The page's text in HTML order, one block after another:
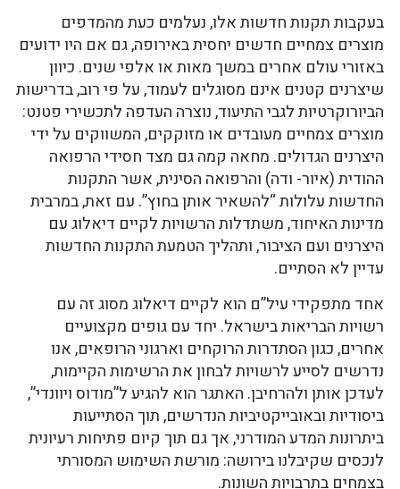
בעקבות תקנות חדשות אלו, נעלמים כעת מהמדפים
מוצרים צמחיים חדשים יחסית באירופה, גם אם היו ידועים
באזורי עולם אחרים במשך מאות או אלפי שנים. כיוון
שיצרנים קטנים אינם מסוגלים לעמוד, על פי רוב, בדרישות
הביורוקרטיות לגבי התיעוד, נוצרה העדפה לתכשירי פטנט:
מוצרים צמחיים מעובדים או מזוקקים, המשווקים על ידי
היצרנים הגדולים. מחאה קמה גם מצד חסידי הרפואה
ההודית (איור- ודה) והרפואה הסינית, אשר התקנות
החדשות עלולות “להשאיר אותן בחוץ”. עם זאת, במרבית
מדינות האיחוד, משתדלות הרשויות לקיים דיאלוג עם
היצרנים ועם הציבור, ותהליך הטמעת התקנות החדשות
עדיין לא הסתיים.
אחד מתפקידי עיל”ם הוא לקיים דיאלוג מסוג זה עם
רשויות הבריאות בישראל. יחד עם גופים מקצועיים
אחרים, כגון הסתדרות הרוקחים וארגוני הרופאים, אנו
נדרשים לסייע לרשויות לבחון את הרשימות הקיימות,
לעדכן אותן ולהרחיבן. האתגר הוא להגיע ל”מודוס ויוונדי”,
ביסודיות ובאובייקטיביות הנדרשים, תוך הסתייעות
ביתרונות המדע המודרני, אך גם תוך קיום פתיחות רעיונית
לנכסים שקיבלנו בירושה: מורשת השימוש המסורתי
בצמחים בתרבויות השונות.